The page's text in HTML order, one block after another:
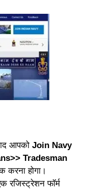
आपको Join Navy
Tradesman
करना होगा।
फॉर्म